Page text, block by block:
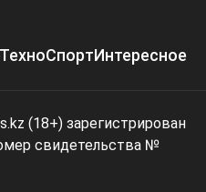
ТехноСпортИнтересное
(18+) зарегистрирован
свидетельства №